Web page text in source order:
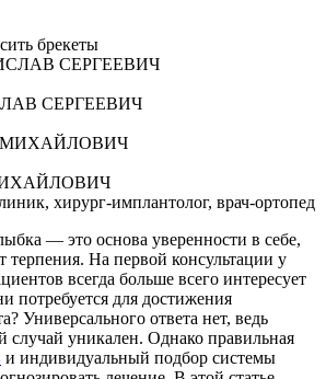
СЕРГЕЕВИЧ
хирург-имплантолог, врач-ортопед
— это основа уверенности в себе,
терпения. На первой консультации у
всегда больше всего интересует
потребуется для достижения
Универсального ответа нет, ведь
уникален. Однако правильная
и индивидуальный подбор системы